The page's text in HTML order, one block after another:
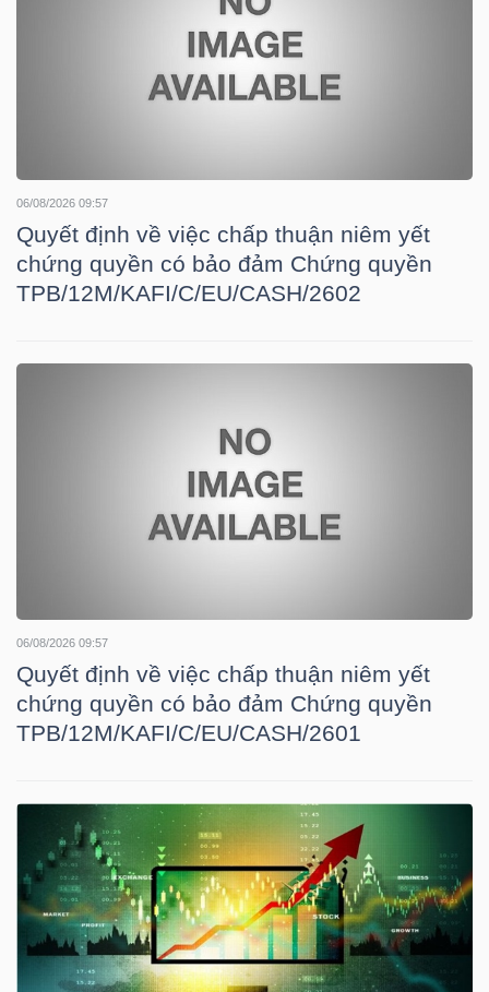
06/08/2026 09:57
Quyết định về việc chấp thuận niêm yết
chứng quyền có bảo đảm Chứng quyền
TPB/12M/KAFI/C/EU/CASH/2602
06/08/2026 09:57
Quyết định về việc chấp thuận niêm yết
chứng quyền có bảo đảm Chứng quyền
TPB/12M/KAFI/C/EU/CASH/2601
TÍCH
VIETSTOCKFINANCE
DOANH
NGHIỆP
PHÁI
SINH